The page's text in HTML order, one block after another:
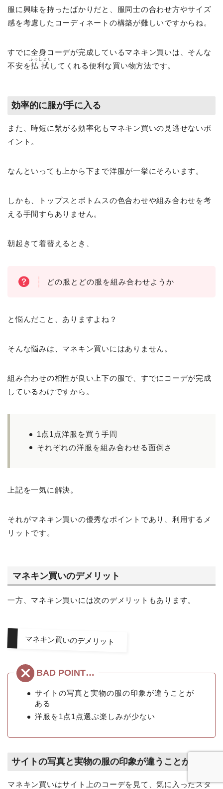
服に興味を持ったばかりだと、服同士の合わせ方やサイズ
感を考慮したコーディネートの構築が難しいですからね。
すでに全身コーデが完成しているマネキン買いは、そんな
不安を払拭
ふっしょく
してくれる便利な買い物方法です。
効率的に服が手に入る
また、時短に繋がる効率化もマネキン買いの見逃せないポ
イント。
なんといっても上から下まで洋服が一挙にそろいます。
しかも、トップスとボトムスの色合わせや組み合わせを考
える手間すらありません。
朝起きて着替えるとき、
どの服とどの服を組み合わせようか
と悩んだこと、ありますよね？
そんな悩みは、マネキン買いにはありません。
組み合わせの相性が良い上下の服で、すでにコーデが完成
しているわけですから。
1点1点洋服を買う手間
それぞれの洋服を組み合わせる面倒さ
上記を一気に解決。
それがマネキン買いの優秀なポイントであり、利用するメ
リットです。
マネキン買いのデメリット
一方、マネキン買いには次のデメリットもあります。
マネキン買いのデメリット
サイトの写真と実物の服の印象が違うことが
ある
洋服を1点1点選ぶ楽しみが少ない
サイトの写真と実物の服の印象が違うことがある
マネキン買いはサイト上のコーデを見て、気に入ったスタ